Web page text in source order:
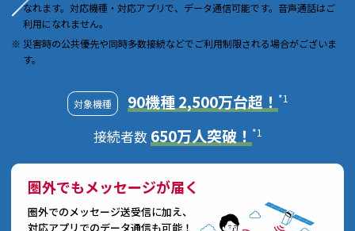
なれます。対応機種・対応アプリで、データ通信可能です。音声通話はご
利用になれません。
災害時の公共優先や同時多数接続などでご利用制限される場合がございま
す。
対象機種 90機種 2,500万台超！ *1
接続者数 650万人突破！ *1
圏外でもメッセージが届く
圏外でのメッセージ送受信に加え、
対応アプリでのデータ通信も可能！